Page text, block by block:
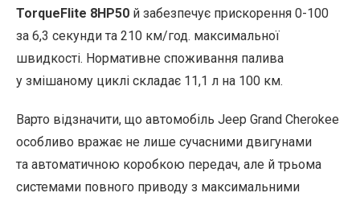
TorqueFlite 8HP50 й забезпечує прискорення 0-100
за 6,3 секунди та 210 км/год. максимальної
швидкості. Нормативне споживання палива
у змішаному циклі складає 11,1 л на 100 км.
Варто відзначити, що автомобіль Jeep Grand Cherokee
особливо вражає не лише сучасними двигунами
та автоматичною коробкою передач, але й трьома
системами повного приводу з максимальними